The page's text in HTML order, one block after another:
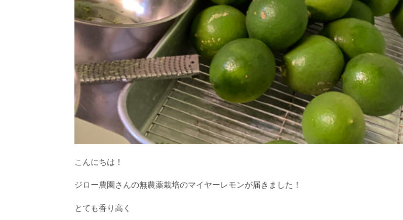
こんにちは！
ジロー農園さんの無農薬栽培のマイヤーレモンが届きました！
とても香り高く